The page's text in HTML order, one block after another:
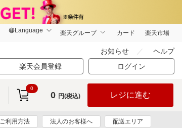
楽天グループ カード 楽天市場
お知らせ ヘルプ
楽天会員登録 ログイン
0
0 円(税込) レジに進む
ご利用方法 法人のお客様へ 配送エリア